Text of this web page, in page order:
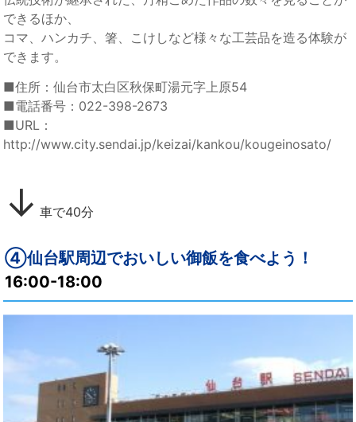
できるほか、
コマ、ハンカチ、箸、こけしなど様々な工芸品を造る体験が
できます。
■住所：仙台市太白区秋保町湯元字上原54
■電話番号：022-398-2673
■URL：
http://www.city.sendai.jp/keizai/kankou/kougeinosato/
↓ 車で40分
④仙台駅周辺でおいしい御飯を食べよう！
16:00-18:00